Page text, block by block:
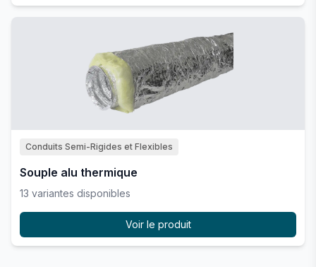
Conduits Semi-Rigides et Flexibles
Souple alu thermique
13 variantes disponibles
Voir le produit